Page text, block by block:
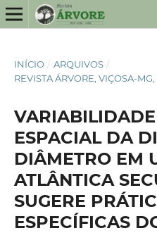
INÍCIO / ARQUIVOS /
REVISTA ÁRVORE, VIÇOSA-
ESPACIAL DA
DIÂMETRO EM
ATLÂNTICA
SUGERE
ESPECÍFICAS